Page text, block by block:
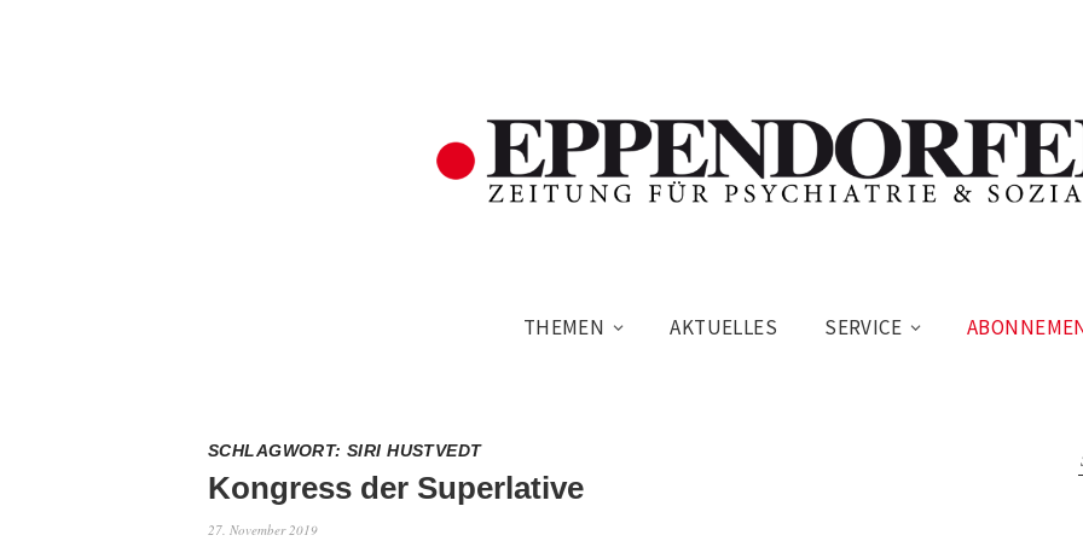
THEMEN AKTUELLES SERVICE
SCHLAGWORT:SIRI HUSTVEDT
Kongress der Superlative
27. November 2019